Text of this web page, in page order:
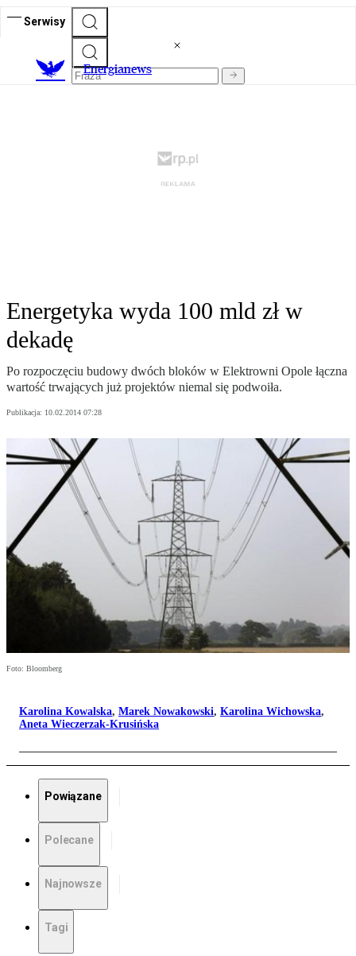
Serwisy
Energianews
Energetyka wyda 100 mld zł w
dekadę
Po rozpoczęciu budowy dwóch bloków w Elektrowni Opole łączna
wartość trwających już projektów niemal się podwoiła.
Publikacja: 10.02.2014 07:28
Foto: Bloomberg
Karolina Kowalska, Marek Nowakowski, Karolina Wichowska,
Aneta Wieczerzak-Krusińska
Powiązane
Polecane
Najnowsze
Tagi